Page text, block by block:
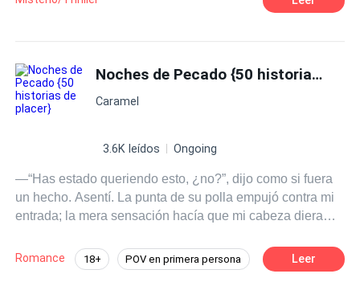
Noches de Pecado {50 historias de placer}
Caramel
3.6K leídos Ongoing
—“Has estado queriendo esto, ¿no?”, dijo como si fuera
un hecho. Asentí. La punta de su polla empujó contra mi
entrada; la mera sensación hacía que mi cabeza diera
cabeza para mirarlo. —“¿Por qué carajos te detuviste?”
—prácticamente grité. —“Ruégalo como una buena
Romance 18+ POV en primera persona Leer